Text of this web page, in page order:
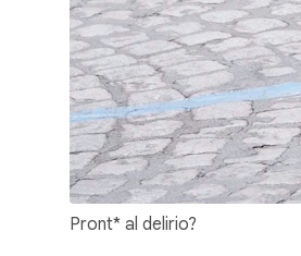
Pront* al delirio?